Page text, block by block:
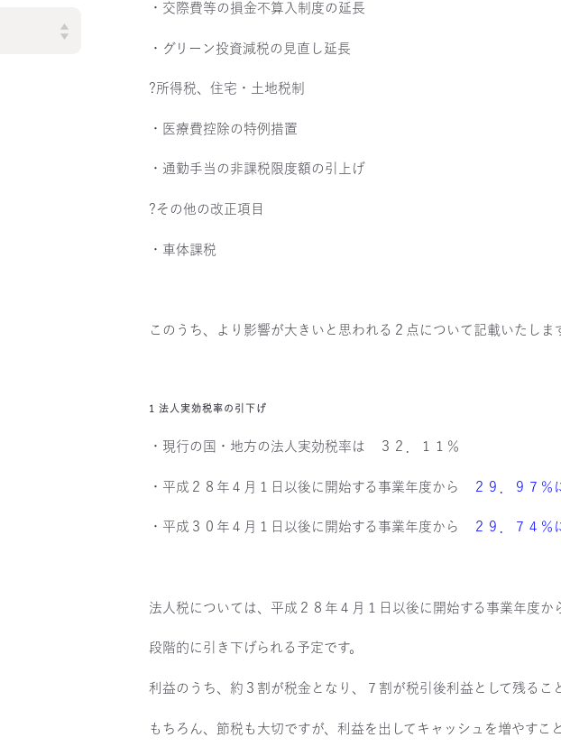
・交際費等の損金不算入制度の延長
・グリーン投資減税の見直し延長
?所得税、住宅・土地税制
・医療費控除の特例措置
・通勤手当の非課税限度額の引上げ
?その他の改正項目
・車体課税
このうち、より影響が大きいと思われる２点について記載いたしま
1 法人実効税率の引下げ
・現行の国・地方の法人実効税率は ３２．１１％
・平成２８年４月１日以後に開始する事業年度から ２９．９７％
・平成３０年４月１日以後に開始する事業年度から ２９．７４％
法人税については、平成２８年４月１日以後に開始する事業年度か
段階的に引き下げられる予定です。
利益のうち、約３割が税金となり、７割が税引後利益として残るこ
もちろん、節税も大切ですが、利益を出してキャッシュを増やすこ